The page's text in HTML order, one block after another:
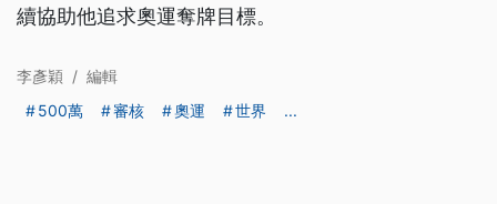
續協助他追求奧運奪牌目標。
李彥穎 / 編輯
500萬
審核 奧運 世界 ...